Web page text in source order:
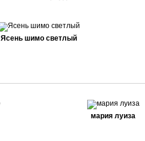
Ясень шимо светлый
мария луиза